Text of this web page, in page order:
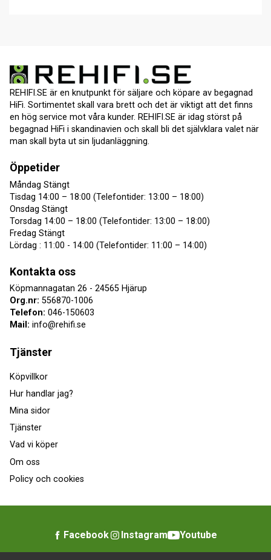
REHIFI.SE är en knutpunkt för säljare och köpare av begagnad
HiFi. Sortimentet skall vara brett och det är viktigt att det finns
en hög service mot våra kunder. REHIFI.SE är idag störst på
begagnad HiFi i skandinavien och skall bli det självklara valet när
man skall byta ut sin ljudanläggning.
Öppetider
Måndag Stängt
Tisdag 14:00 – 18:00 (Telefontider: 13:00 – 18:00)
Onsdag Stängt
Torsdag 14:00 – 18:00 (Telefontider: 13:00 – 18:00)
Fredag Stängt
Lördag : 11:00 - 14:00 (Telefontider: 11:00 – 14:00)
Kontakta oss
Köpmannagatan 26 - 24565 Hjärup
Org.nr: 556870-1006
Telefon: 046-150603
Mail: info@rehifi.se
Tjänster
Köpvillkor
Hur handlar jag?
Mina sidor
Tjänster
Vad vi köper
Om oss
Policy och cookies
Facebook Instagram Youtube